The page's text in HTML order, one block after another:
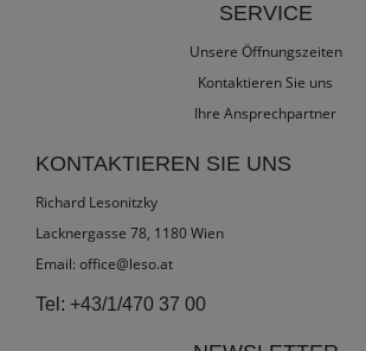
SERVICE
Unsere Öffnungszeiten
Kontaktieren Sie uns
Ihre Ansprechpartner
KONTAKTIEREN SIE UNS
Richard Lesonitzky
Lacknergasse 78, 1180 Wien
Email: office@leso.at
Tel: +43/1/470 37 00